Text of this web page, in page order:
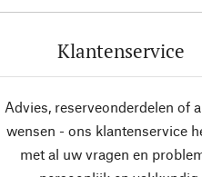
Klantenservice
Advies, reserveonderdelen of
wensen - ons klantenservice
met al uw vragen en